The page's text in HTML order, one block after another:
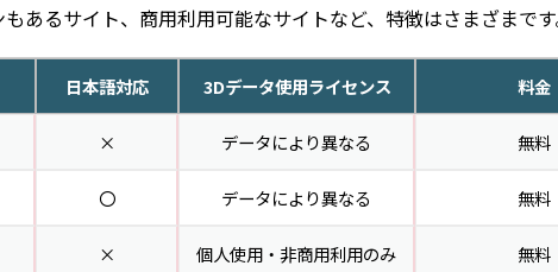
あるサイト、商用利用可能なサイトなど、特徴はさまざまです
日本語対応 3Dデータ使用ライセンス 料金
× データにより異なる 無料
〇 データにより異なる 無料
× 個人使用・非商用利用のみ 無料